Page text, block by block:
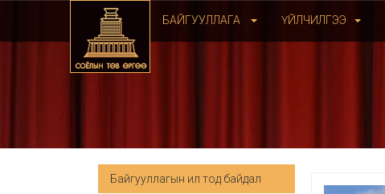
БАЙГУУЛЛАГА ҮЙЛЧИЛГЭЭ
Байгууллагын ил тод байдал